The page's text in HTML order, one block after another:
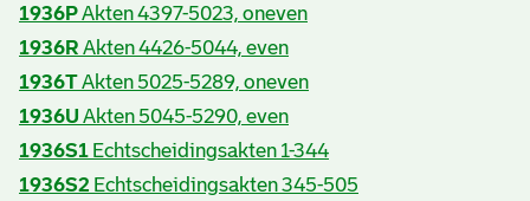
1936PAkten 4397-5023, oneven
1936R Akten 4426-5044, even
1936TAkten 5025-5289, oneven
1936U Akten 5045-5290, even
1936S1 Echtscheidingsakten 1-344
1936S2 Echtscheidingsakten 345-505